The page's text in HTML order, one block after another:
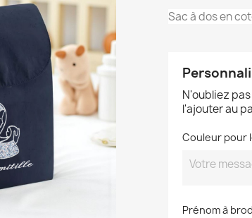
Sac à dos en
N'oubliez
l'ajouter au
Couleur pour
Prénom à